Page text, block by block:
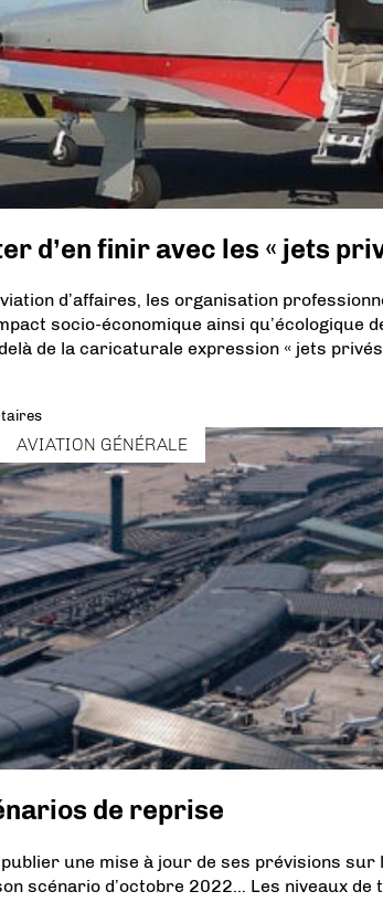
d’en finir avec les « jets
d’affaires, les organisation
socio-économique ainsi qu’écologique
de la caricaturale expression « jets
AVIATION GÉNÉRALE
de reprise
une mise à jour de ses prévisions sur
scénario d’octobre 2022… Les niveaux de